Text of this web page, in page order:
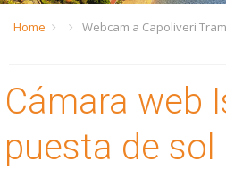
Home Webcam a Capoliveri
Cámara web
puesta de sol